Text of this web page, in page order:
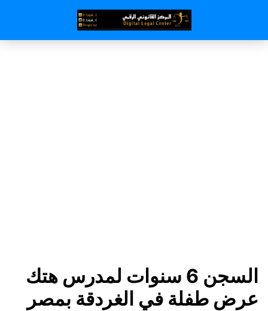
السجن 6 سنوات لمدرس هتك
عرض طفلة في الغردقة بمصر